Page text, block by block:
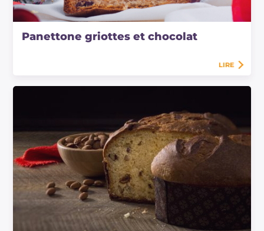
Panettone griottes et chocolat
LIRE